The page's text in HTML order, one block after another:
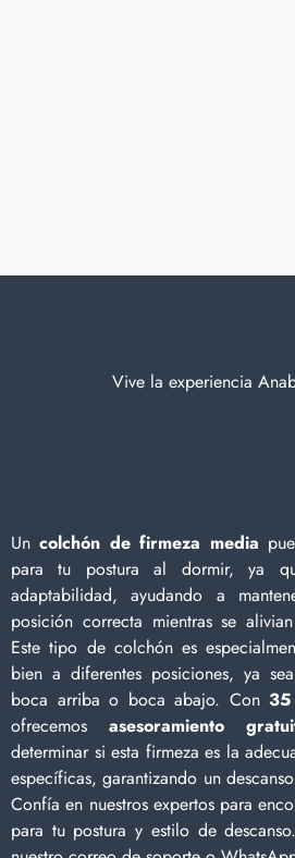
Vive la experiencia
Uncolchón de firmeza media
para tu postura al dormir, ya
adaptabilidad, ayudando a
posición correcta mientras se
Este tipo de colchón es
bien a diferentes posiciones, ya
boca arriba o boca abajo. Con
ofrecemos asesoramiento
determinar si esta firmeza es la
específicas, garantizando un
Confía en nuestros expertos para
para tu postura y estilo de